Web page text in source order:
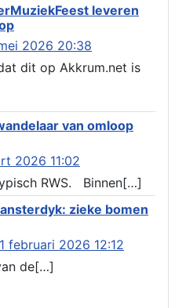
veranderen van een woning
75 Akkrum
wateractiviteit wf-1012586
fietspad t.h.v
Akkrum
voor het -bouwwerken,
niet
in beheer bij het rijk te
veranderen van twee
nabij nummer 6 Akkrum
Akkrum
aanleggen gesloten
14, 8491 da Akkrum
wf-999662 aanleggen
leveren
2026 20:38
dit op Akkrum.net is
van omloop
2026 11:02
RWS. Binnen[…]
zieke bomen
februari 2026 12:12
de[…]